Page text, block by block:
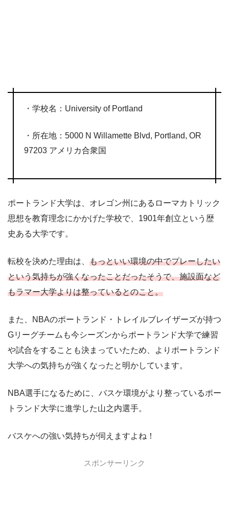
・学校名：University of Portland
・所在地：5000 N Willamette Blvd, Portland, OR
97203 アメリカ合衆国
ポートランド大学は、オレゴン州にあるローマカトリック
思想を教育理念にかかげた学校で、1901年創立という歴
史ある大学です。
転校を決めた理由は、 もっといい環境の中でプレーしたい
という気持ちが強くなったことだったそうで、施設面など
もラマー大学よりは整っているとのこと。
また、NBAのポートランド・トレイルブレイザーズが持つ
Gリーグチームも今シーズンからポートランド大学で練習
や試合をすることも決まっていたため、よりポートランド
大学への気持ちが強くなったと明かしています。
NBA選手になるために、バスケ環境がより整っているポー
トランド大学に進学した山之内選手。
バスケへの強い気持ちが伺えますよね！
スポンサーリンク